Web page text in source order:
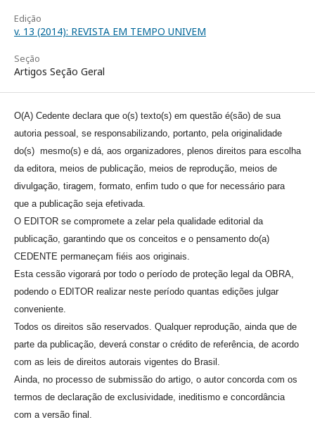
Edição
v. 13 (2014): REVISTA EM TEMPO UNIVEM
Seção
Artigos Seção Geral
O(A) Cedente declara que o(s) texto(s) em questão é(são) de sua
autoria pessoal, se responsabilizando, portanto, pela originalidade
do(s) mesmo(s) e dá, aos organizadores, plenos direitos para escolha
da editora, meios de publicação, meios de reprodução, meios de
divulgação, tiragem, formato, enfim tudo o que for necessário para
que a publicação seja efetivada.
O EDITOR se compromete a zelar pela qualidade editorial da
publicação, garantindo que os conceitos e o pensamento do(a)
CEDENTE permaneçam fiéis aos originais.
Esta cessão vigorará por todo o período de proteção legal da OBRA,
podendo o EDITOR realizar neste período quantas edições julgar
conveniente.
Todos os direitos são reservados. Qualquer reprodução, ainda que de
parte da publicação, deverá constar o crédito de referência, de acordo
com as leis de direitos autorais vigentes do Brasil.
Ainda, no processo de submissão do artigo, o autor concorda com os
termos de declaração de exclusividade, ineditismo e concordância
com a versão final.